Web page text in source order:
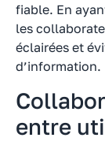
fiable. En
les
éclairées et
d’information.
entre